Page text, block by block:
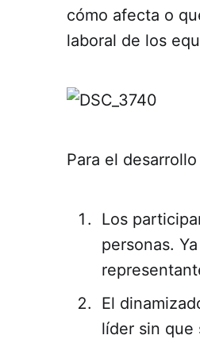
cómo afecta o
laboral de los
Para el
Los
personas.
El
líder sin que